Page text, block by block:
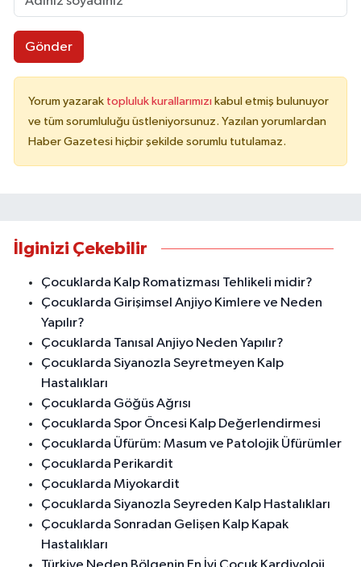
Gönder
Yorum yazarak topluluk kurallarımızı kabul etmiş bulunuyor
ve tüm sorumluluğu üstleniyorsunuz. Yazılan yorumlardan
Haber Gazetesi hiçbir şekilde sorumlu tutulamaz.
İlginizi Çekebilir
Çocuklarda Kalp Romatizması Tehlikeli midir?
Çocuklarda Girişimsel Anjiyo Kimlere ve Neden
Yapılır?
Çocuklarda Tanısal Anjiyo Neden Yapılır?
Çocuklarda Siyanozla Seyretmeyen Kalp
Hastalıkları
Çocuklarda Göğüs Ağrısı
Çocuklarda Spor Öncesi Kalp Değerlendirmesi
Çocuklarda Üfürüm: Masum ve Patolojik Üfürümler
Çocuklarda Perikardit
Çocuklarda Miyokardit
Çocuklarda Siyanozla Seyreden Kalp Hastalıkları
Çocuklarda Sonradan Gelişen Kalp Kapak
Hastalıkları